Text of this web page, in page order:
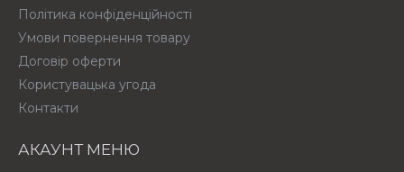
Політика конфіденційності
Умови повернення товару
Договір оферти
Користувацька угода
Контакти
АКАУНТ МЕНЮ